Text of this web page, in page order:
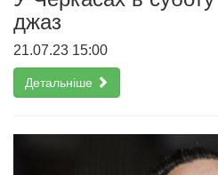
джаз
21.07.23 15:00
Детальніше